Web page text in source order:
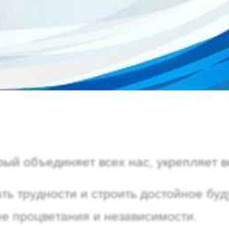
объединяет всех нас,
трудности и строить достойное
и независимости.